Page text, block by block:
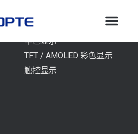
产品
单色显示
TFT / AMOLED 彩色显示
触控显示